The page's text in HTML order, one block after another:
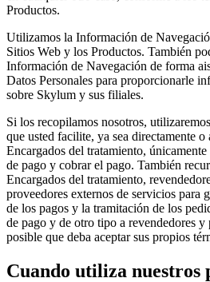
Productos.
Utilizamos la Información de
Sitios Web y los Productos. También
Información de Navegación de forma
Datos Personales para proporcionarle
sobre Skylum y sus filiales.
Si los recopilamos nosotros,
que usted facilite, ya sea directamente o
Encargados del tratamiento,
de pago y cobrar el pago. También
Encargados del tratamiento,
proveedores externos de servicios para
de los pagos y la tramitación de los
de pago y de otro tipo a revendedores y
posible que deba aceptar sus propios
Cuando utiliza nuestros